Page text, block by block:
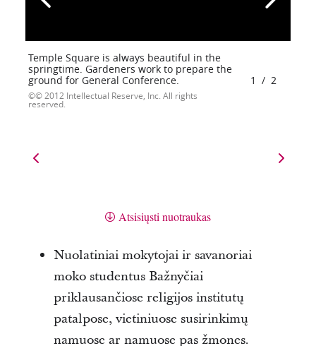
Temple Square is always beautiful in the
springtime. Gardeners work to prepare the
ground for General Conference.
© 2012 Intellectual Reserve, Inc. All rights
reserved.
1 / 2
Atsisiųsti nuotraukas
Nuolatiniai mokytojai ir savanoriai
moko studentus Bažnyčiai
priklausančiose religijos institutų
patalpose, vietiniuose susirinkimų
namuose ar namuose pas žmones.